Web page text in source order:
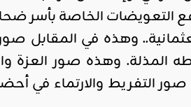
وهذه في المقابل صور
المذلة. وهذه صور العزة
التفريط والارتماء في